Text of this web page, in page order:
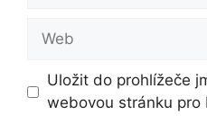
Web
Uložit do prohlížeče
webovou stránku pro